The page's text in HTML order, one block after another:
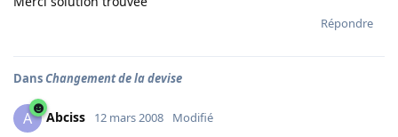
Répondre
DansChangement de la devise
A Abciss 12 mars 2008 Modifié